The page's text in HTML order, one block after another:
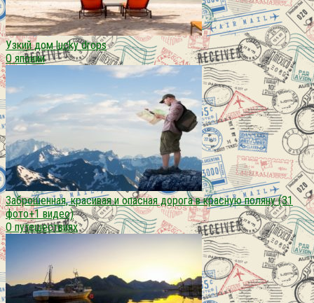
Узкий дом lucky drops
О японии
Заброшенная, красивая и опасная дорога в красную поляну (31
фото+1 видео)
О путешествиях